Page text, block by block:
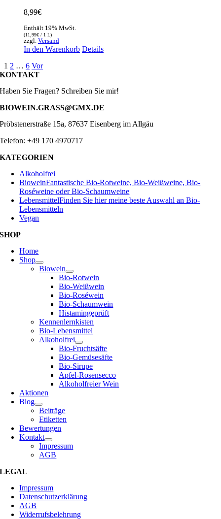
8,99€
Enthält 19% MwSt.
(11,99€ / 1 L)
zzgl. Versand
In den Warenkorb Details
1 2 … 6 Vor
KONTAKT
Haben Sie Fragen? Schreiben Sie mir!
BIOWEIN.GRASS@GMX.DE
Pröbstenerstraße 15a, 87637 Eisenberg im Allgäu
Telefon: +49 170 4970717
KATEGORIEN
Alkoholfrei
BioweinFantastische Bio-Rotweine, Bio-Weißweine, Bio-
Roséweine oder Bio-Schaumweine
LebensmittelFinden Sie hier meine beste Auswahl an Bio-
Lebensmitteln
Vegan
SHOP
Home
Shop
Biowein
Bio-Rotwein
Bio-Weißwein
Bio-Roséwein
Bio-Schaumwein
Histamingeprüft
Kennenlernkisten
Bio-Lebensmittel
Alkoholfrei
Bio-Fruchtsäfte
Bio-Gemüsesäfte
Bio-Sirupe
Apfel-Rosensecco
Alkoholfreier Wein
Aktionen
Blog
Beiträge
Etiketten
Bewertungen
Kontakt
Impressum
AGB
LEGAL
Impressum
Datenschutzerklärung
AGB
Widerrufsbelehrung